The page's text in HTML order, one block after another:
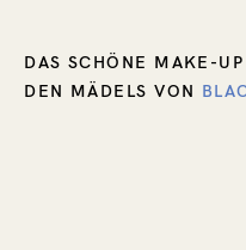
DAS SCHÖNE MAKE-
DEN MÄDELS VON